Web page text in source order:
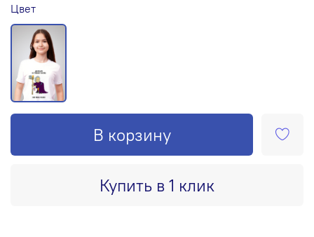
В корзину
Купить в 1 клик
Цвет